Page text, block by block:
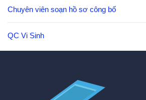
Chuyên viên soạn hồ sơ công bố
QC Vi Sinh